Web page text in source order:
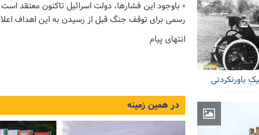
▫️ باوجود این فشارها، دولت اسرائیل تاکنون معتقد
رسمی برای توقف جنگ قبل از رسیدن به این اهداف
انتهای پیام
در همین زمینه
باورنکردنی